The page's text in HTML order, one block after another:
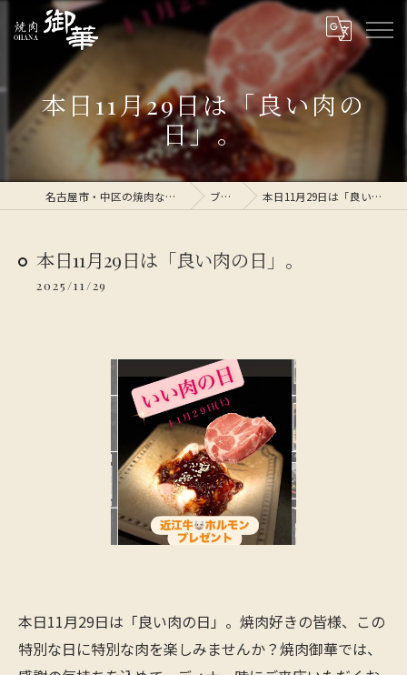
本日11月29日は「良い肉の
日」。
名古屋市・中区の焼肉なら焼肉 御華 ブログ 本日11月29日は「良い肉の日」。
本日11月29日は「良い肉の日」。
2025/11/29
本日11月29日は「良い肉の日」。焼肉好きの皆様、この
特別な日に特別な肉を楽しみませんか？焼肉御華では、